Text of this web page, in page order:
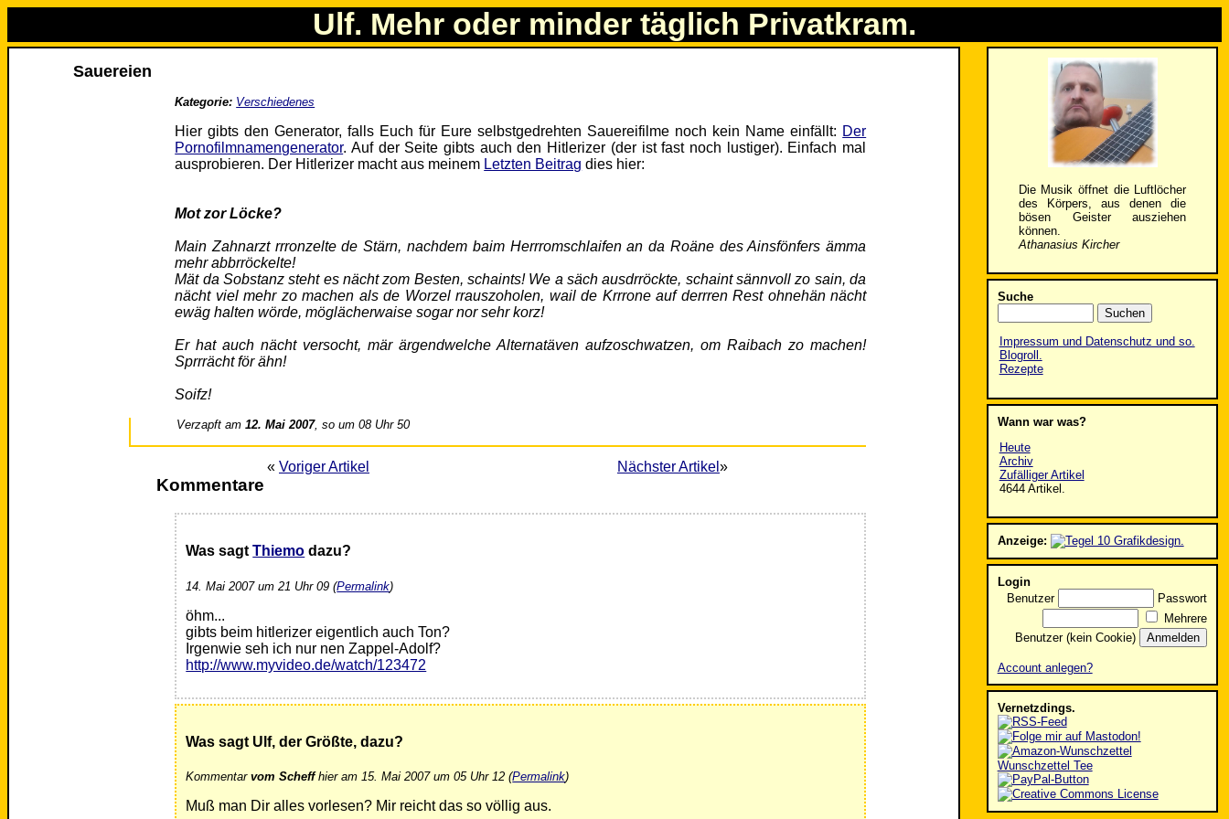
Ulf. Mehr oder minder täglich Privatkram.
Sauereien
Kategorie: Verschiedenes
Hier gibts den Generator, falls Euch für Eure selbstgedrehten Sauereifilme noch kein Name einfällt: Der
Pornofilmnamengenerator. Auf der Seite gibts auch den Hitlerizer (der ist fast noch lustiger). Einfach mal
ausprobieren. Der Hitlerizer macht aus meinem Letzten Beitrag dies hier:
Mot zor Löcke?
Main Zahnarzt rrronzelte de Stärn, nachdem baim Herrromschlaifen an da Roäne des Ainsfönfers ämma
mehr abbrröckelte!
Mät da Sobstanz steht es nächt zom Besten, schaints! We a säch ausdrröckte, schaint sännvoll zo sain, da
nächt viel mehr zo machen als de Worzel rrauszoholen, wail de Krrrone auf derrren Rest ohnehän nächt
ewäg halten wörde, möglächerwaise sogar nor sehr korz!
Er hat auch nächt versocht, mär ärgendwelche Alternatäven aufzoschwatzen, om Raibach zo machen!
Sprrrächt för ähn!
Soifz!
Verzapft am12. Mai 2007, so um 08 Uhr 50
« Voriger Artikel Nächster Artikel »
Kommentare
Was sagtThiemo dazu?
14. Mai 2007 um 21 Uhr 09 (Permalink)
öhm...
gibts beim hitlerizer eigentlich auch Ton?
Irgenwie seh ich nur nen Zappel-Adolf?
http://www.myvideo.de/watch/123472
Was sagt Ulf, der Größte, dazu?
Kommentarvom Scheffhier am 15. Mai 2007 um 05 Uhr 12 (Permalink)
Muß man Dir alles vorlesen? Mir reicht das so völlig aus.
Die Musik öffnet die Luftlöcher
des Körpers, aus denen die
bösen Geister ausziehen
können.
Athanasius Kircher
Suche
Impressum und Datenschutz und so.
Blogroll.
Rezepte
Wann war was?
Heute
Archiv
Zufälliger Artikel
4644 Artikel.
Anzeige:
Login
Benutzer
Passwort
Mehrere
Benutzer (kein Cookie)
Account anlegen?
Vernetzdings.
Wunschzettel Tee